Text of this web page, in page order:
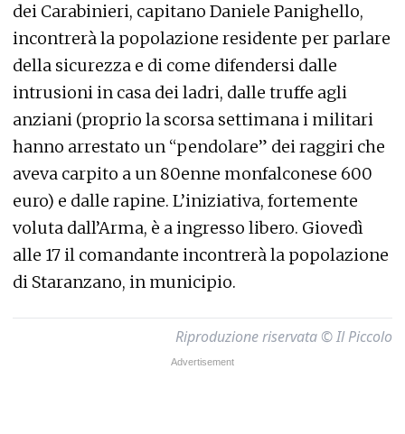
dei Carabinieri, capitano Daniele Panighello,
incontrerà la popolazione residente per parlare
della sicurezza e di come difendersi dalle
intrusioni in casa dei ladri, dalle truffe agli
anziani (proprio la scorsa settimana i militari
hanno arrestato un “pendolare” dei raggiri che
aveva carpito a un 80enne monfalconese 600
euro) e dalle rapine. L’iniziativa, fortemente
voluta dall’Arma, è a ingresso libero. Giovedì
alle 17 il comandante incontrerà la popolazione
di Staranzano, in municipio.
Riproduzione riservata © Il Piccolo